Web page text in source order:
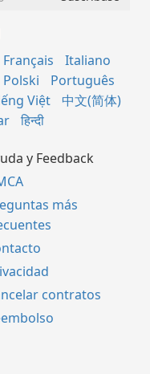
Français
Italiano
Polski
Português
Việt
中文(简体)
हिन्दी
y Feedback
más
contratos